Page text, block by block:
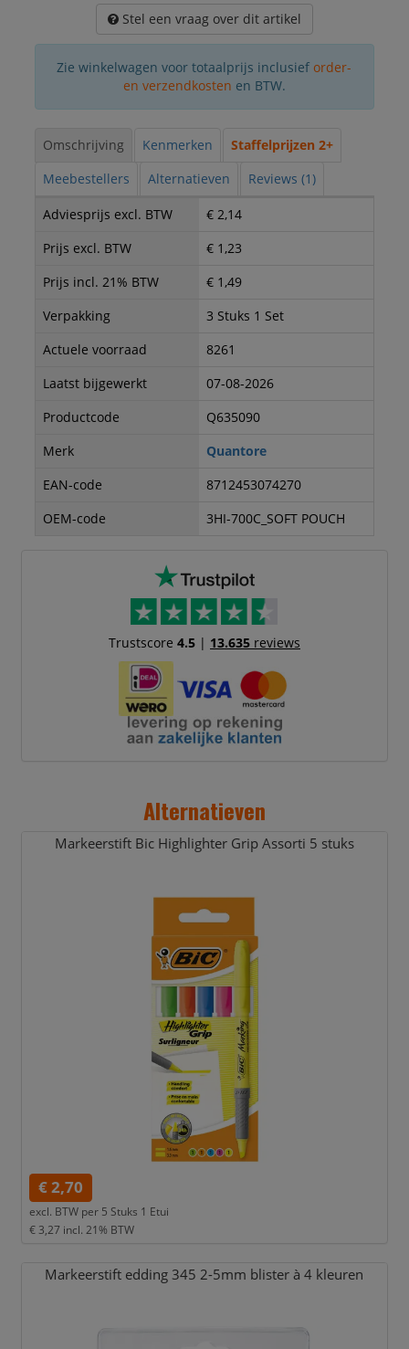
Stel een vraag over dit artikel
Zie winkelwagen voor totaalprijs inclusief order-
en verzendkosten en BTW.
Omschrijving Kenmerken
Staffelprijzen 2+
Meebestellers
Alternatieven Reviews (1)
Adviesprijs excl. BTW
€ 2,14
Prijs excl. BTW
€ 1,23
Prijs incl. 21% BTW
€ 1,49
Verpakking
3 Stuks 1 Set
Actuele voorraad
8261
Laatst bijgewerkt
07-08-2026
Productcode
Q635090
Merk
Quantore
EAN-code
8712453074270
OEM-code
3HI-700C_SOFT POUCH
Trustscore 4.5| 13.635reviews
Alternatieven
Markeerstift Bic Highlighter Grip Assorti 5 stuks
€ 2,70
excl. BTW per 5 Stuks 1 Etui
€ 3,27 incl. 21% BTW
Markeerstift edding 345 2-5mm blister à 4 kleuren